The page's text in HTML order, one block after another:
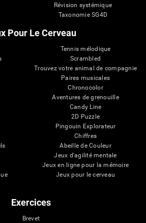
Révision systémique
Taxonomie SG4D
Pour Le Cerveau
Tennis mélodique
Scrambled
Trouvez votre animal de compagnie
Paires musicales
Chronocolor
Aventures de grenouille
Candy Line
2D Puzzle
Pingouin Explorateur
Chiffres
Abeille de Couleur
Jeux d'agilité mentale
Jeux en ligne pour la mémoire
Jeux pour le cerveau
Exercices
Brevet